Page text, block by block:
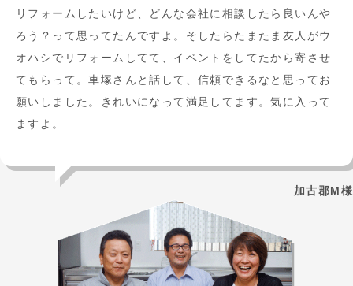
リフォームしたいけど、どんな会社に相談したら良いんや
ろう？って思ってたんですよ。そしたらたまたま友人がウ
オハシでリフォームしてて、イベントをしてたから寄させ
てもらって。車塚さんと話して、信頼できるなと思ってお
願いしました。きれいになって満足してます。気に入って
ますよ。
加古郡M様